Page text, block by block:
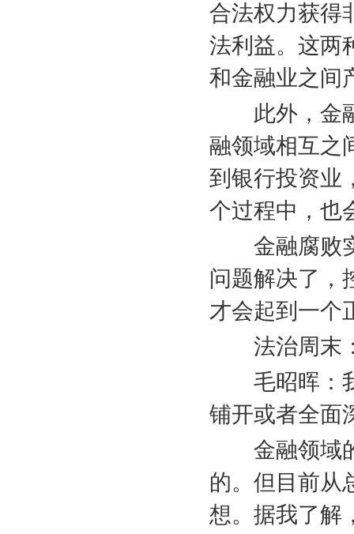
合法权力获得
法利益。这两
和金融业之间
此外，金
融领域相互之
到银行投资业
个过程中，也
金融腐败
问题解决了，
才会起到一个
法治周末
毛昭晖：
铺开或者全面
金融领域
的。但目前从
想。据我了解